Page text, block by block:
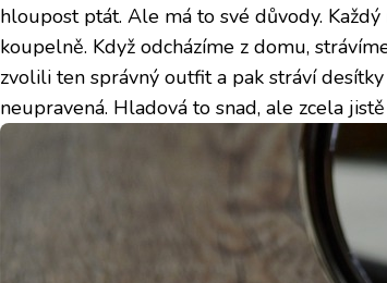
hloupost ptát. Ale má to své důvody.
koupelně. Když odcházíme z domu,
zvolili ten správný outfit a pak stráví
neupravená. Hladová to snad, ale zcela